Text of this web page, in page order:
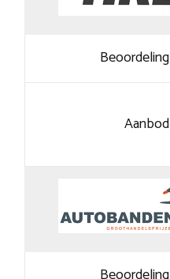
Beoordeling
Aanbod